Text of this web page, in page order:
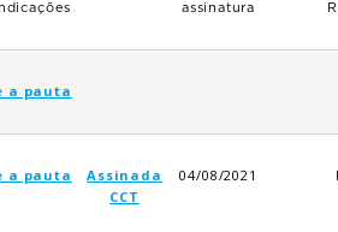
assinatura
a pauta
a pauta
Assinada
CCT
04/08/2021